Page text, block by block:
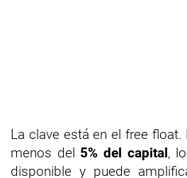
La clave está en el free
menos del 5% del capital,
disponible y puede